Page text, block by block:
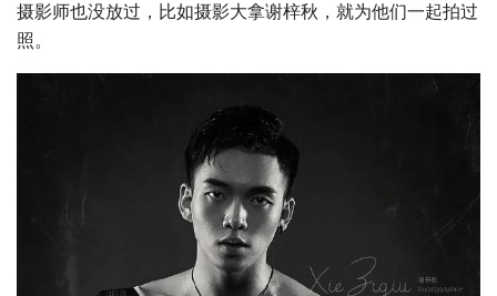
摄影师也没放过，比如摄影大拿谢梓秋，就为他们一起拍过
照。